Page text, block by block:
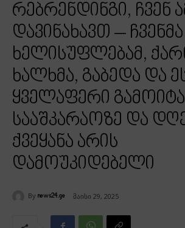
რებრენდინგი, ჩვენ
დავინახავთ – ჩვენმა
ხელისუფლებამ,
ხალხმა, გაბედა და
ყველაფერი
სააშკარაოზე და
ქვეყანა არის
დამოუკიდებელი
By news24.ge მაისი 29, 2025